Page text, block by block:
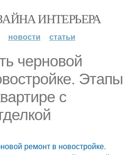
ИНТЕРЬЕРА
новости статьи
черновой
Этапы
с
ремонт в новостройке.